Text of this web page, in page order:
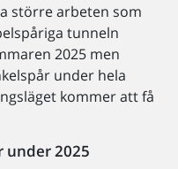
större arbeten som
tunneln
2025 men
under hela
kommer att få
2025